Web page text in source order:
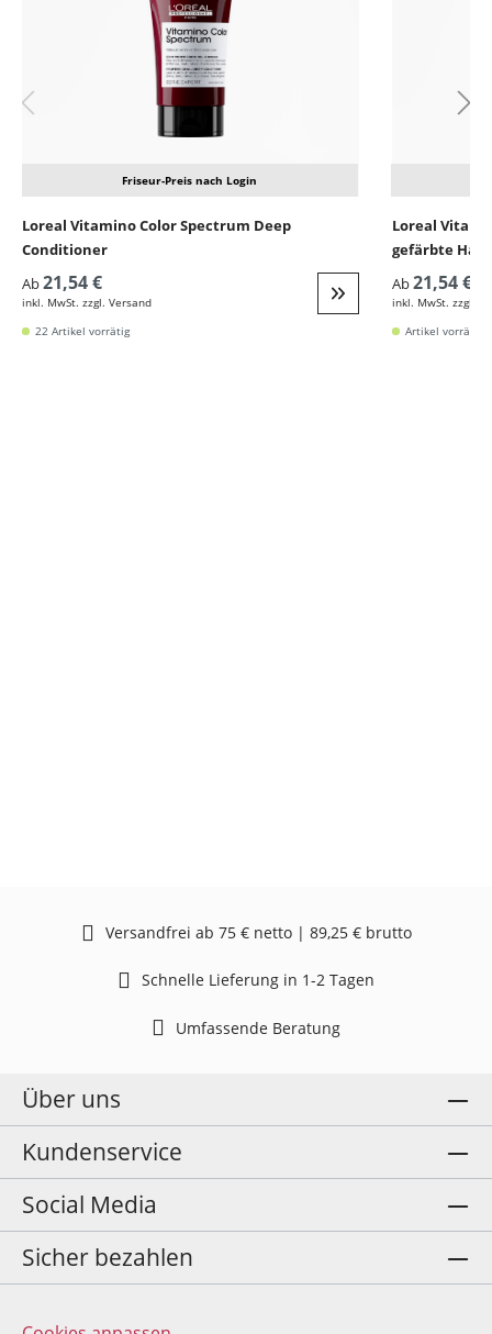
Friseur-Preis nach Login
Loreal Vitamino Color Spectrum Deep
Conditioner
Ab21,54 €
inkl. MwSt. zzgl. Versand Weiter zur Detail
22 Artikel vorrätig
Loreal
gefärbte
Ab21,54 €
inkl. MwSt. zzgl.
Artikel vorrätig
Versandfrei ab 75 € netto | 89,25 € brutto
Schnelle Lieferung in 1-2 Tagen
Umfassende Beratung
Über uns
Kundenservice
Social Media
Sicher bezahlen